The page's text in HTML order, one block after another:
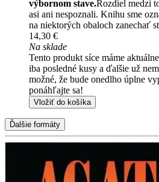
výbornom stave.Rozdiel medzi
asi ani nespoznali. Knihu sme
na niektorých obaloch zanechať
14,30 €
Na sklade
Tento produkt síce máme
iba posledné kusy a ďalšie už
možné, že bude onedlho úplne
ponáhľajte sa!
Vložiť do košíka
Ďalšie formáty